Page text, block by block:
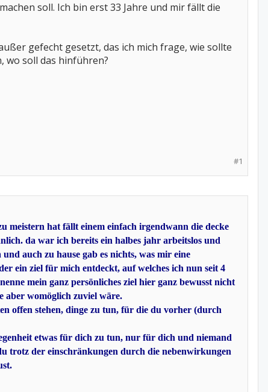
soll. Ich bin erst 33 Jahre und mir fällt die
gefecht gesetzt, das ich mich frage, wie sollte
wo soll das hinführen?
#1
meistern hat fällt einem einfach irgendwann die decke
da war ich bereits ein halbes jahr arbeitslos und
auch zu hause gab es nichts, was mir eine
ein ziel für mich entdeckt, auf welches ich nun seit 4
mein ganz persönliches ziel hier ganz bewusst nicht
aber womöglich zuviel wäre.
offen stehen, dinge zu tun, für die du vorher (durch
etwas für dich zu tun, nur für dich und niemand
trotz der einschränkungen durch die nebenwirkungen